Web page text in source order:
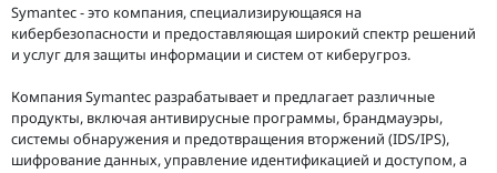
Symantec - это компания, специализирующаяся на
кибербезопасности и предоставляющая широкий спектр решений
и услуг для защиты информации и систем от киберугроз.
Компания Symantec разрабатывает и предлагает различные
продукты, включая антивирусные программы, брандмауэры,
системы обнаружения и предотвращения вторжений (IDS/IPS),
шифрование данных, управление идентификацией и доступом, а